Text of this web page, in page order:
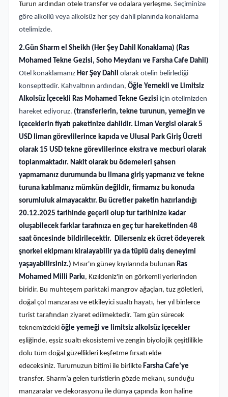
Turun ardından otele transfer ve odalara yerleşme. Seçiminize
göre alkollü veya alkolsüz her şey dahil planında konaklama
otelimizde.
2.Gün Sharm el Sheikh (Her Şey Dahil Konaklama) (Ras
Mohamed Tekne Gezisi, Soho Meydanı ve Farsha Cafe Dahil)
Otel konaklamanız Her Şey Dahil olarak otelin belirlediği
konsepttedir. Kahvaltının ardından, Öğle Yemekli ve Limitsiz
Alkolsüz İçecekli Ras Mohamed Tekne Gezisi için otelimizden
hareket ediyoruz. (transferlerin, tekne turunun, yemeğin ve
içeceklerin fiyatı paketinize dahildir. Liman Vergisi olarak 5
USD liman görevlilerince kapıda ve Ulusal Park Giriş Ücreti
olarak 15 USD tekne görevlilerince ekstra ve mecburi olarak
toplanmaktadır. Nakit olarak bu ödemeleri şahsen
yapmamanız durumunda bu limana giriş yapmanız ve tekne
turuna katılmanız mümkün değildir, firmamız bu konuda
sorumluluk almayacaktır. Bu ücretler paketin hazırlandığı
20.12.2025 tarihinde geçerli olup tur tarihinize kadar
oluşabilecek farklar tarafınıza en geç tur hareketinden 48
saat öncesinde bildirilecektir. Dilerseniz ek ücret ödeyerek
şnorkel ekipmanı kiralayabilir ya da tüplü dalış deneyimi
yaşayabilirsiniz.) Mısır'ın güney kıyılarında bulunan Ras
Mohamed Milli Parkı, Kızıldeniz'in en görkemli yerlerinden
biridir. Bu muhteşem parktaki mangrov ağaçları, tuz göletleri,
doğal çöl manzarası ve etkileyici sualtı hayatı, her yıl binlerce
turist tarafından ziyaret edilmektedir. Tam gün sürecek
teknemizdeki öğle yemeği ve limitsiz alkolsüz içecekler
eşliğinde, eşsiz sualtı ekosistemi ve zengin biyolojik çeşitlilikle
dolu tüm doğal güzellikleri keşfetme fırsatı elde
edeceksiniz. Turumuzun bitimi ile birlikte Farsha Cafe’ye
transfer. Sharm’a gelen turistlerin gözde mekanı, sunduğu
manzaralar ve dekorasyonu ile dünya çapında ikon haline